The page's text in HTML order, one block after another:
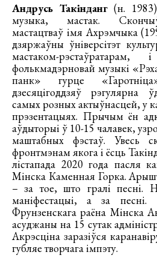
Андрусь Такінданг(н. 1983)
музыка, мастак.
мастацтваў імя Ахрэмчыка
дзяржаўны ўніверсітэт
мастаком-
фолькмадэрновай музыкі
панк» гурце
дзесяцігоддзяў рэгулярна
самых розных актыўнасцей, у
прэзентацыях. Прычым ён
аўдыторыі ў 10-15 чалавек,
маштабных фэстаў. Увесь
фронтмэнам якога і ёсць
лістапада 2020 года пасля
Мінска Каменная Горка.
– за тое, што гралі песні.
маніфестацыі, а за песні.
Фрунзенскага раёна Мінска
асуджаны на 15 сутак
Акрэсціна заразіўся
губляе творчага імпэту.